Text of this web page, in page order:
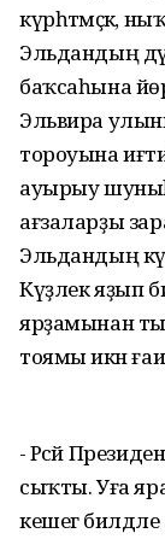
күрһәтмәҫкә,
Эльдандың
баҡсаһына
Эльвира
тороуына
ауырыу
ағзаларҙы
Эльдандың
Күҙлек яҙып
ярҙамынан
тоямы икән
- Рәсәй
сыҡты. Уға
кешегә